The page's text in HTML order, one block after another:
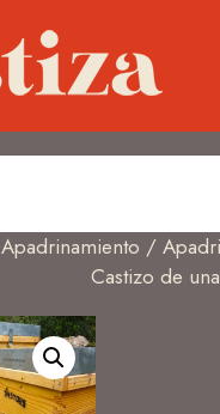
Apadrinamiento /
Castizo de